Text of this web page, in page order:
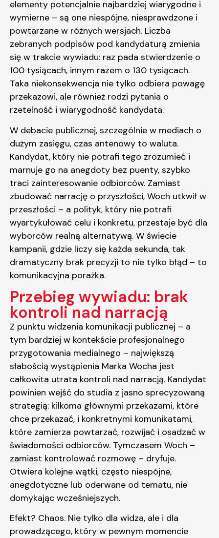
elementy potencjalnie najbardziej wiarygodne i
wymierne – są one niespójne, niesprawdzone i
powtarzane w różnych wersjach. Liczba
zebranych podpisów pod kandydaturą zmienia
się w trakcie wywiadu: raz pada stwierdzenie o
100 tysiącach, innym razem o 130 tysiącach.
Taka niekonsekwencja nie tylko odbiera powagę
przekazowi, ale również rodzi pytania o
rzetelność i wiarygodność kandydata.
W debacie publicznej, szczególnie w mediach o
dużym zasięgu, czas antenowy to waluta.
Kandydat, który nie potrafi tego zrozumieć i
marnuje go na anegdoty bez puenty, szybko
traci zainteresowanie odbiorców. Zamiast
zbudować narrację o przyszłości, Woch utkwił w
przeszłości – a polityk, który nie potrafi
wyartykułować celu i konkretu, przestaje być dla
wyborców realną alternatywą. W świecie
kampanii, gdzie liczy się każda sekunda, tak
dramatyczny brak precyzji to nie tylko błąd – to
komunikacyjna porażka.
Przebieg wywiadu: brak
kontroli nad narracją
Z punktu widzenia komunikacji publicznej – a
tym bardziej w kontekście profesjonalnego
przygotowania medialnego – największą
słabością wystąpienia Marka Wocha jest
całkowita utrata kontroli nad narracją. Kandydat
powinien wejść do studia z jasno sprecyzowaną
strategią: kilkoma głównymi przekazami, które
chce przekazać, i konkretnymi komunikatami,
które zamierza powtarzać, rozwijać i osadzać w
świadomości odbiorców. Tymczasem Woch –
zamiast kontrolować rozmowę – dryfuje.
Otwiera kolejne wątki, często niespójne,
anegdotyczne lub oderwane od tematu, nie
domykając wcześniejszych.
Efekt? Chaos. Nie tylko dla widza, ale i dla
prowadzącego, który w pewnym momencie